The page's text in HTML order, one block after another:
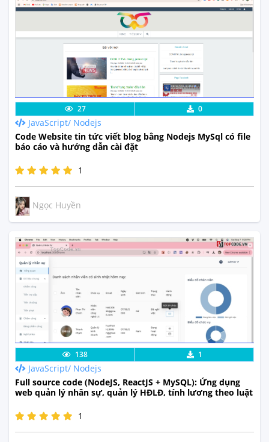
Lưu code Xem Thực Tế
27 0
JavaScript/ Nodejs
Code Website tin tức viết blog bằng Nodejs MySql có file
báo cáo và hướng dẫn cài đặt
1
Ngọc Huyền
Lưu code Xem Thực Tế
138 1
JavaScript/ Nodejs
Full source code (NodeJS, ReactJS + MySQL): Ứng dụng
web quản lý nhân sự, quản lý HĐLĐ, tính lương theo luật
1